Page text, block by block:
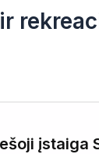
įstaiga